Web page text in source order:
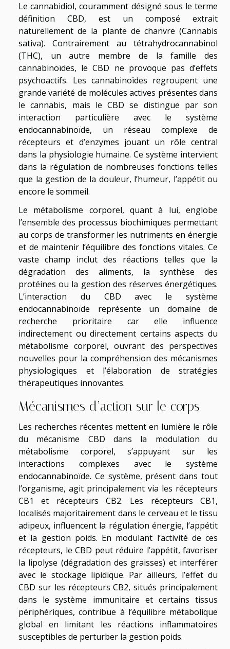
Le cannabidiol, couramment désigné sous le terme
définition CBD, est un composé extrait
naturellement de la plante de chanvre (Cannabis
sativa). Contrairement au tétrahydrocannabinol
(THC), un autre membre de la famille des
cannabinoïdes, le CBD ne provoque pas d’effets
psychoactifs. Les cannabinoïdes regroupent une
grande variété de molécules actives présentes dans
le cannabis, mais le CBD se distingue par son
interaction particulière avec le système
endocannabinoïde, un réseau complexe de
récepteurs et d’enzymes jouant un rôle central
dans la physiologie humaine. Ce système intervient
dans la régulation de nombreuses fonctions telles
que la gestion de la douleur, l’humeur, l’appétit ou
encore le sommeil.
Le métabolisme corporel, quant à lui, englobe
l’ensemble des processus biochimiques permettant
au corps de transformer les nutriments en énergie
et de maintenir l’équilibre des fonctions vitales. Ce
vaste champ inclut des réactions telles que la
dégradation des aliments, la synthèse des
protéines ou la gestion des réserves énergétiques.
L’interaction du CBD avec le système
endocannabinoïde représente un domaine de
recherche prioritaire car elle influence
indirectement ou directement certains aspects du
métabolisme corporel, ouvrant des perspectives
nouvelles pour la compréhension des mécanismes
physiologiques et l’élaboration de stratégies
thérapeutiques innovantes.
Mécanismes d’action sur le corps
Les recherches récentes mettent en lumière le rôle
du mécanisme CBD dans la modulation du
métabolisme corporel, s’appuyant sur les
interactions complexes avec le système
endocannabinoïde. Ce système, présent dans tout
l’organisme, agit principalement via les récepteurs
CB1 et récepteurs CB2. Les récepteurs CB1,
localisés majoritairement dans le cerveau et le tissu
adipeux, influencent la régulation énergie, l’appétit
et la gestion poids. En modulant l’activité de ces
récepteurs, le CBD peut réduire l’appétit, favoriser
la lipolyse (dégradation des graisses) et interférer
avec le stockage lipidique. Par ailleurs, l’effet du
CBD sur les récepteurs CB2, situés principalement
dans le système immunitaire et certains tissus
périphériques, contribue à l’équilibre métabolique
global en limitant les réactions inflammatoires
susceptibles de perturber la gestion poids.